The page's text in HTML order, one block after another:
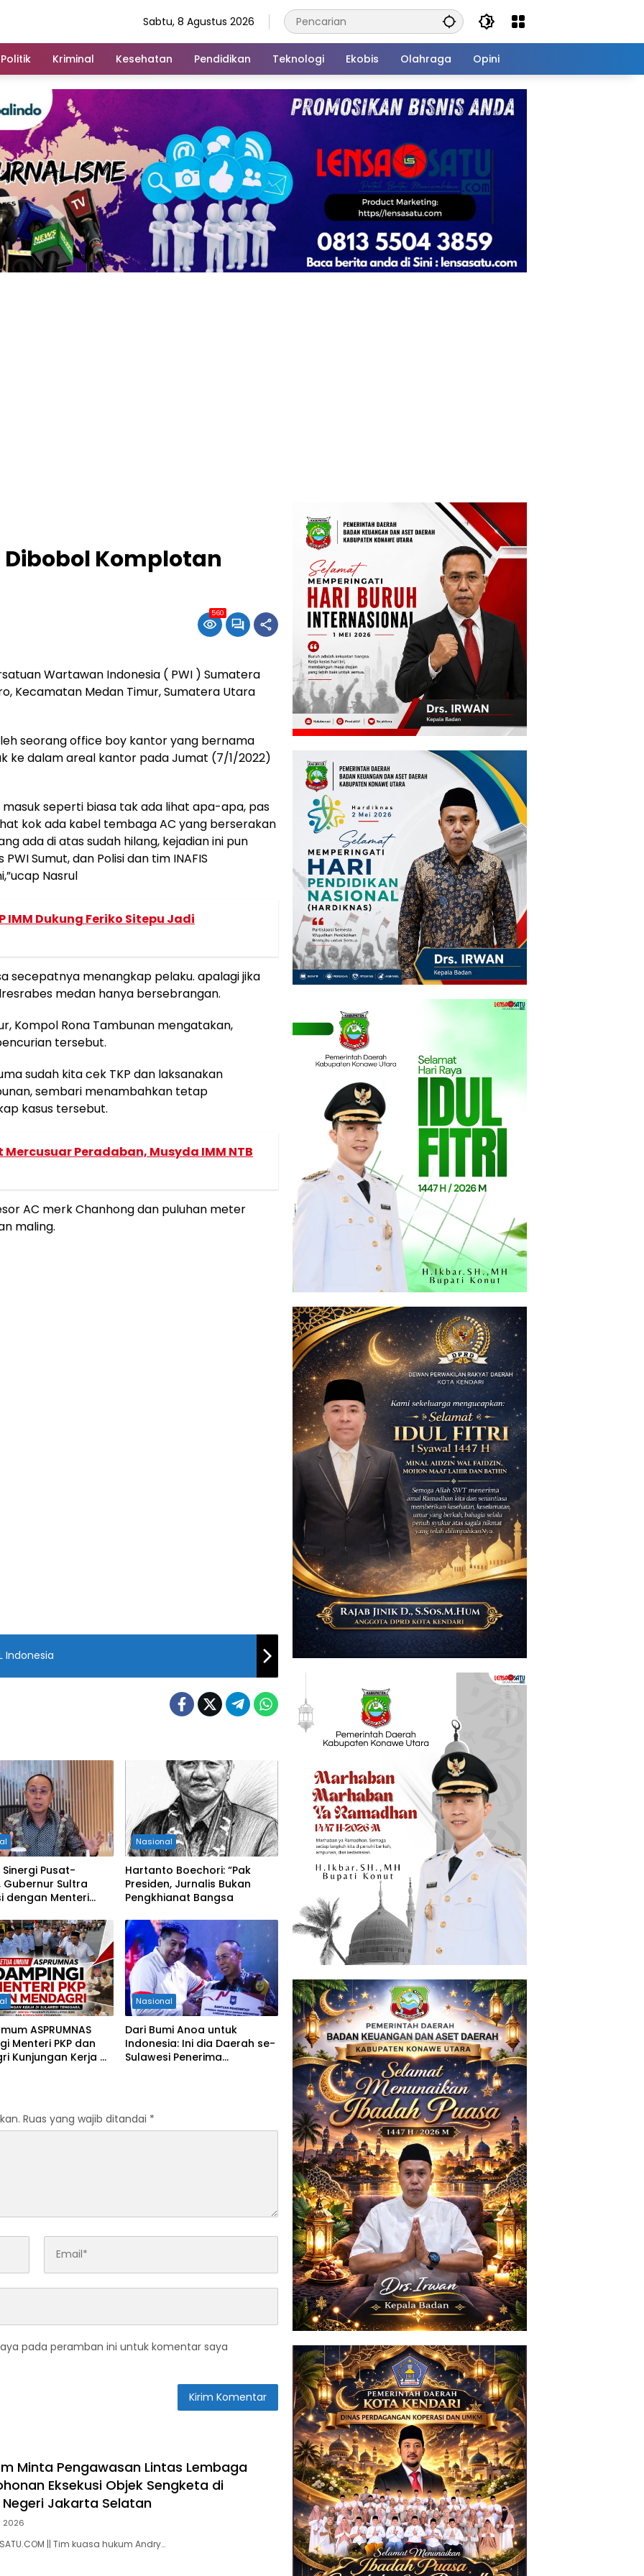
Sabtu, 8 Agustus 2026
Politik Kriminal Kesehatan Pendidikan Teknologi Ekobis Olahraga Opini
Komplotan
560
Wartawan Indonesia ( PWI ) Sumatera
Kecamatan Medan Timur, Sumatera Utara
seorang office boy kantor yang bernama
ke dalam areal kantor pada Jumat (7/1/2022)
seperti biasa tak ada lihat apa-apa, pas
kok ada kabel tembaga AC yang berserakan
ada di atas sudah hilang, kejadian ini pun
Sumut, dan Polisi dan tim INAFIS
Nasrul
IMM Dukung Feriko Sitepu Jadi
secepatnya menangkap pelaku. apalagi jika
medan hanya bersebrangan.
Kompol Rona Tambunan mengatakan,
tersebut.
sudah kita cek TKP dan laksanakan
sembari menambahkan tetap
kasus tersebut.
Peradaban, Musyda IMM NTB
AC merk Chanhong dan puluhan meter
maling.
Indonesia
Pusat-
Gubernur Sultra
dengan Menteri
Nasional
Hartanto Boechori: “Pak
Presiden, Jurnalis Bukan
Pengkhianat Bangsa
ASPRUMNAS
Menteri PKP dan
Kunjungan Kerja di
Nasional
Dari Bumi Anoa untuk
Indonesia: Ini dia Daerah se-
Sulawesi Penerima
Ruas yang wajib ditandai *
pada peramban ini untuk komentar saya
Minta Pengawasan Lintas Lembaga
Eksekusi Objek Sengketa di
Jakarta Selatan
2026
|| Tim kuasa hukum Andry…